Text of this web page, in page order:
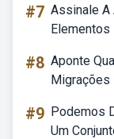
#7 Assinale A
Elementos
#8 Aponte
Migrações
#9 Podemos
Um